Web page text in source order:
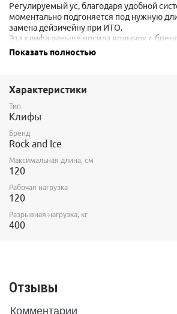
Регулируемый ус, благодаря удобной
моментально подгоняется под нужную
замена дейзичейну при ИТО.
Эта клифа раньше носила ярлычок с
& Ice. Но клифавообще не изменилась
Показать полностью
Характеристики
Тип
Клифы
Бренд
Rock and Ice
Максимальная длина, см
120
Рабочая нагрузка
120
Разрывная нагрузка, кг
400
Отзывы
Комментарии